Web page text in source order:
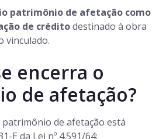
patrimônio de afetação como
de créditodestinado à obra
vinculado.
encerra o
de afetação?
de afetação está
E da Lei nº 4.591/64: